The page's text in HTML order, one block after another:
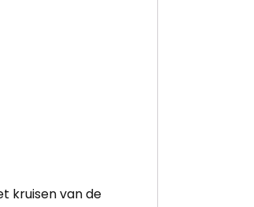
kruisen van de